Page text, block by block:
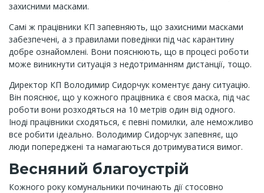
захисними масками.
Самі ж працівники КП запевняють, що захисними масками
забезпечені, а з правилами поведінки під час карантину
добре ознайомлені. Вони пояснюють, що в процесі роботи
може виникнути ситуація з недотриманням дистанції, тощо.
Директор КП Володимир Сидорчук коментує дану ситуацію.
Він пояснює, що у кожного працівника є своя маска, під час
роботи вони розходяться на 10 метрів один від одного.
Іноді працівники сходяться, є певні помилки, але неможливо
все робити ідеально. Володимир Сидорчук запевняє, що
люди попереджені та намагаються дотримуватися вимог.
Весняний благоустрій
Кожного року комунальники починають дії стосовно